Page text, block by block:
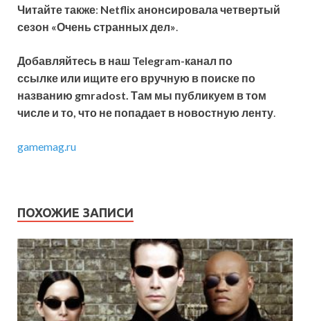
Читайте также: Netflix анонсировала четвертый
сезон «Очень странных дел»
Добавляйтесь в наш Telegram-канал по
ссылке или ищите его вручную в поиске по
названию gmradost. Там мы публикуем в том
числе и то, что не попадает в новостную ленту
gamemag.ru
ПОХОЖИЕ ЗАПИСИ